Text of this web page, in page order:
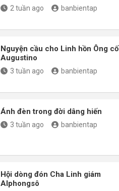
2 tuần ago banbientap
Nguyện cầu cho Linh hồn Ông cố
Augustino
3 tuần ago banbientap
Ánh đèn trong đời dâng hiến
3 tuần ago banbientap
Hội dòng đón Cha Linh giám
Alphongsô